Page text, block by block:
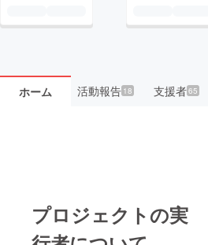
ホーム 活動報告18 支援者65
プロジェクトの実